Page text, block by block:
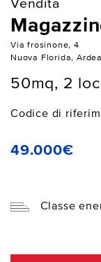
Vendita
Via frosinone, 4
Nuova Florida,
50mq, 2
Codice di
49.000€
Classe